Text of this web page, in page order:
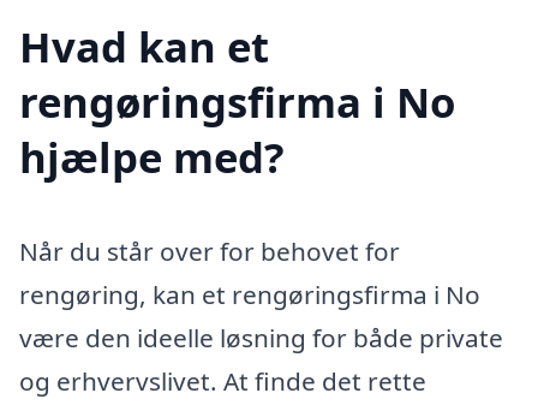
Hvad kan et
rengøringsfirma i No
hjælpe med?
Når du står over for behovet for
rengøring, kan et rengøringsfirma i No
være den ideelle løsning for både private
og erhvervslivet. At finde det rette